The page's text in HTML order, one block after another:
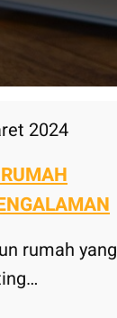
2024
rumah yang